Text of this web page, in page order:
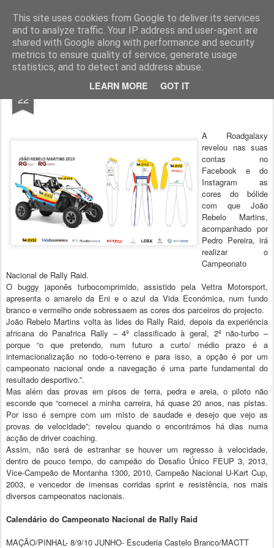
This site uses cookies from Google to deliver its services
and to analyze traffic. Your IP address and user-agent are
shared with Google along with performance and security
metrics to ensure quality of service, generate usage
statistics, and to detect and address abuse.
LEARN MORE GOT IT
ROADGALAXY - Media Center
22 As cores do bólide de Rebelo Martins
A Roadgalaxy
revelou nas suas
contas no
Facebook e do
Instagram as
cores do bólide
com que João
Rebelo Martins,
acompanhado por
Pedro Pereira, irá
realizar o
Campeonato
Nacional de Rally Raid.
O buggy japonês turbocomprimido, assistido pela Vettra Motorsport,
apresenta o amarelo da Eni e o azul da Vida Económica, num fundo
branco e vermelho onde sobressaem as cores dos parceiros do projecto.
João Rebelo Martins volta às lides do Rally Raid, depois da experiência
africana do Panafrica Rally – 4º classificado à geral, 2º não-turbo –
porque “o que pretendo, num futuro a curto/ médio prazo é a
internacionalização no todo-o-terreno e para isso, a opção é por um
campeonato nacional onde a navegação é uma parte fundamental do
resultado desportivo.”.
Mas além das provas em pisos de terra, pedra e areia, o piloto não
esconde que “comecei a minha carreira, há quase 20 anos, nas pistas.
Por isso é sempre com um misto de saudade e desejo que vejo as
provas de velocidade”; revelou quando o encontrámos há dias numa
acção de driver coaching.
Assim, não será de estranhar se houver um regresso à velocidade,
dentro de pouco tempo, do campeão do Desafio Único FEUP 3, 2013,
Vice-Campeão de Montanha 1300, 2010, Campeão Nacional U-Kart Cup,
2003, e vencedor de imensas corridas sprint e resistência, nos mais
diversos campeonatos nacionais.
Calendário do Campeonato Nacional de Rally Raid
MAÇÃO/PINHAL- 8/9/10 JUNHO- Escuderia Castelo Branco/MACTT